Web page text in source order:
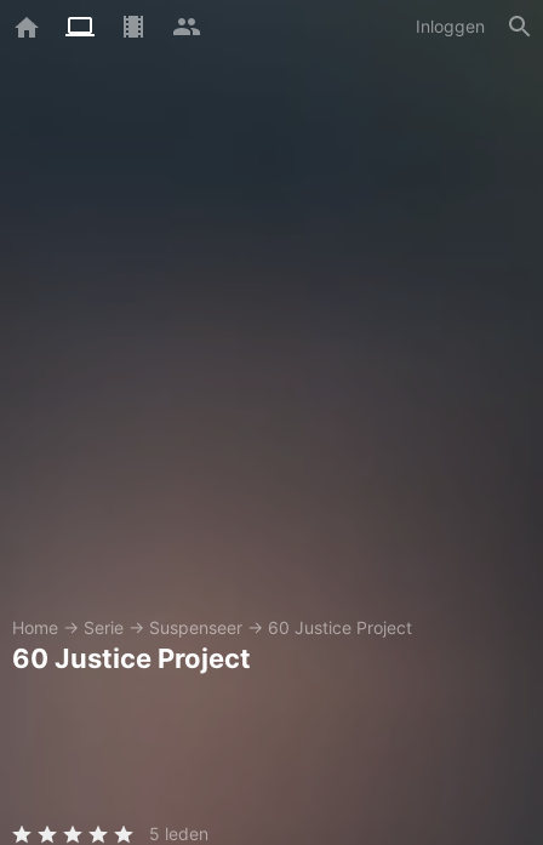
Inloggen
Home → Serie → Suspenseer → 60 Justice Project
60 Justice Project
5 leden